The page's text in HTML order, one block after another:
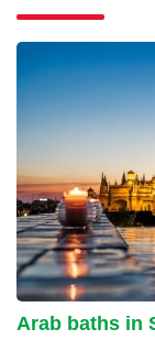
Arab baths in